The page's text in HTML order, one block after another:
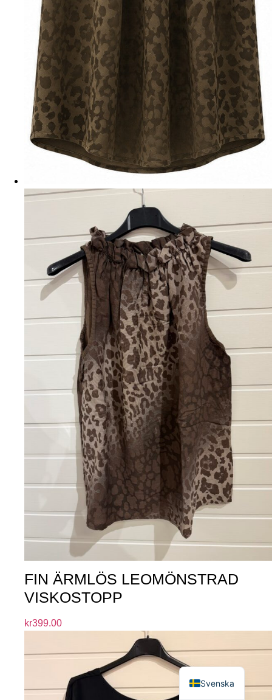
FIN ÄRMLÖS LEOMÖNSTRAD
VISKOSTOPP
kr399.00
Svenska